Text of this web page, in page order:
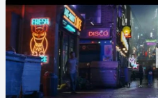
Покемон: Мьюту наносит
ответный удар / Покемон:
Мьюту против Мью